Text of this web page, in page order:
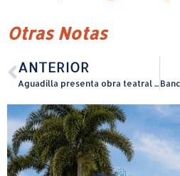
Otras Notas
ANTERIOR
Aguadilla presenta obra teatral “El Nacimiento” como parte de la celebración de Navidad de Encantos